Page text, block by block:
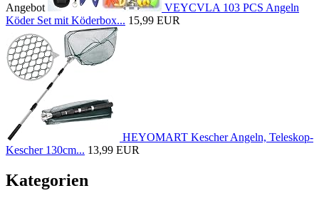
Angebot
VEYCVLA 103 PCS Angeln
Köder Set mit Köderbox... 15,99 EUR
HEYOMART Kescher Angeln, Teleskop-
Kescher 130cm... 13,99 EUR
Kategorien